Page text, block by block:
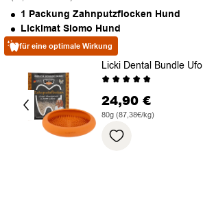
1 Packung Zahnputzflocken Hund
Lickimat Slomo Hund
für eine optimale Wirkung
Licki Dental Bundle Ufo
24,90 €
80g (87,38€/kg)